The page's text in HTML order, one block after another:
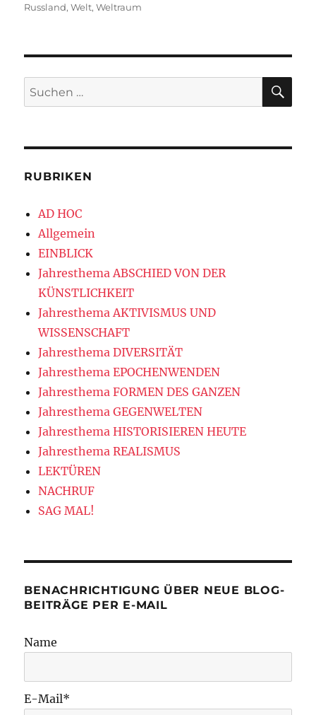
Russland,Welt,Weltraum
Suchen
nach:
RUBRIKEN
AD HOC
Allgemein
EINBLICK
Jahresthema ABSCHIED VON DER
KÜNSTLICHKEIT
Jahresthema AKTIVISMUS UND
WISSENSCHAFT
Jahresthema DIVERSITÄT
Jahresthema EPOCHENWENDEN
Jahresthema FORMEN DES GANZEN
Jahresthema GEGENWELTEN
Jahresthema HISTORISIEREN HEUTE
Jahresthema REALISMUS
LEKTÜREN
NACHRUF
SAG MAL!
BENACHRICHTIGUNG ÜBER NEUE BLOG-
BEITRÄGE PER E-MAIL
Name
E-Mail*